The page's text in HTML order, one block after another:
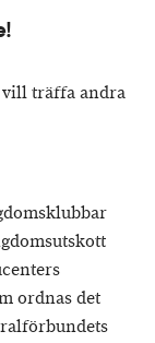
vill träffa andra
ordnas det